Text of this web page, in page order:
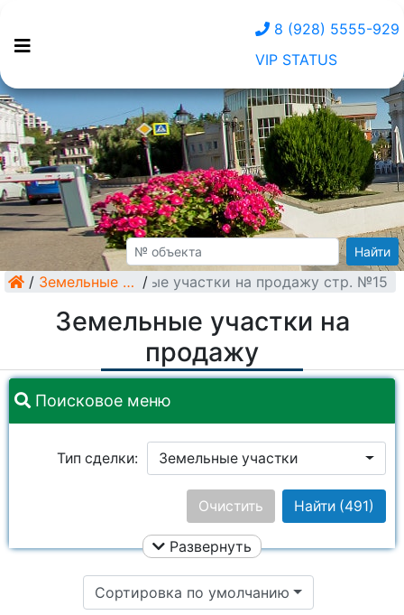
8 (928) 5555-929
VIP STATUS
Найти
/ Земельные участки /
Земельные участки на продажу стр. №15
Земельные участки на
продажу
Поисковое меню
Тип сделки: Земельные участки
Улица: Ничего не выбрано
Район: Ничего не выбрано
Найти (491)
Очистить
Развернуть
Сортировка по умолчанию